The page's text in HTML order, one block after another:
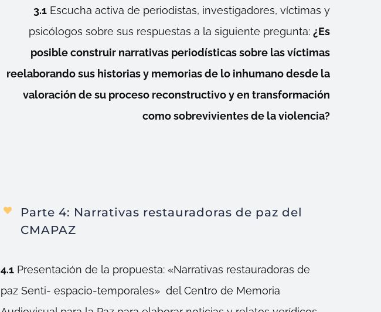
3.1 Escucha activa de periodistas, investigadores, víctimas y
psicólogos sobre sus respuestas a la siguiente pregunta:¿Es
posible construir narrativas periodísticas sobre las víctimas
reelaborando sus historias y memorias de lo inhumano desde la
valoración de su proceso reconstructivo y en transformación
como sobrevivientes de la violencia?
Parte 4: Narrativas restauradoras de paz del
CMAPAZ
4.1 Presentación de la propuesta: «Narrativas restauradoras de
paz Senti- espacio-temporales» del Centro de Memoria